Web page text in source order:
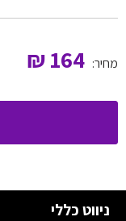
מחיר: 164
₪
ניווט כללי